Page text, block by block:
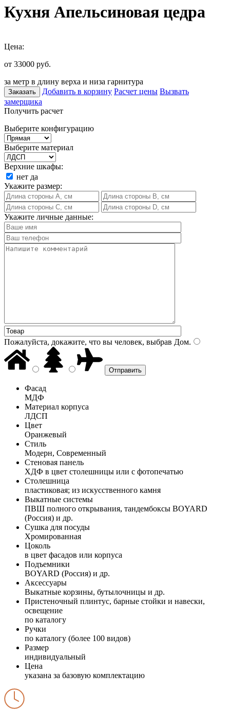
Кухня Апельсиновая цедра
Цена:
от 33000 руб.
за метр в длину верха и низа гарнитура
Заказать Добавить в корзину Расчет цены Вызвать
замерщика
Получить расчет
Выберите конфигурацию
Выберите материал
Верхние шкафы:
нет да
Укажите размер:
Укажите личные данные:
Пожалуйста, докажите, что вы человек, выбрав Дом.
Фасад
МДФ
Материал корпуса
ЛДСП
Цвет
Оранжевый
Стиль
Модерн, Современный
Стеновая панель
ХДФ в цвет столешницы или с фотопечатью
Столешница
пластиковая; из искусственного камня
Выкатные системы
ПВШ полного открывания, тандембоксы BOYARD
(Россия) и др.
Сушка для посуды
Хромированная
Цоколь
в цвет фасадов или корпуса
Подъемники
BOYARD (Россия) и др.
Аксессуары
Выкатные корзины, бутылочницы и др.
Пристеночный плинтус, барные стойки и навески,
освещение
по каталогу
Ручки
по каталогу (более 100 видов)
Размер
индивидуальный
Цена
указана за базовую комплектацию